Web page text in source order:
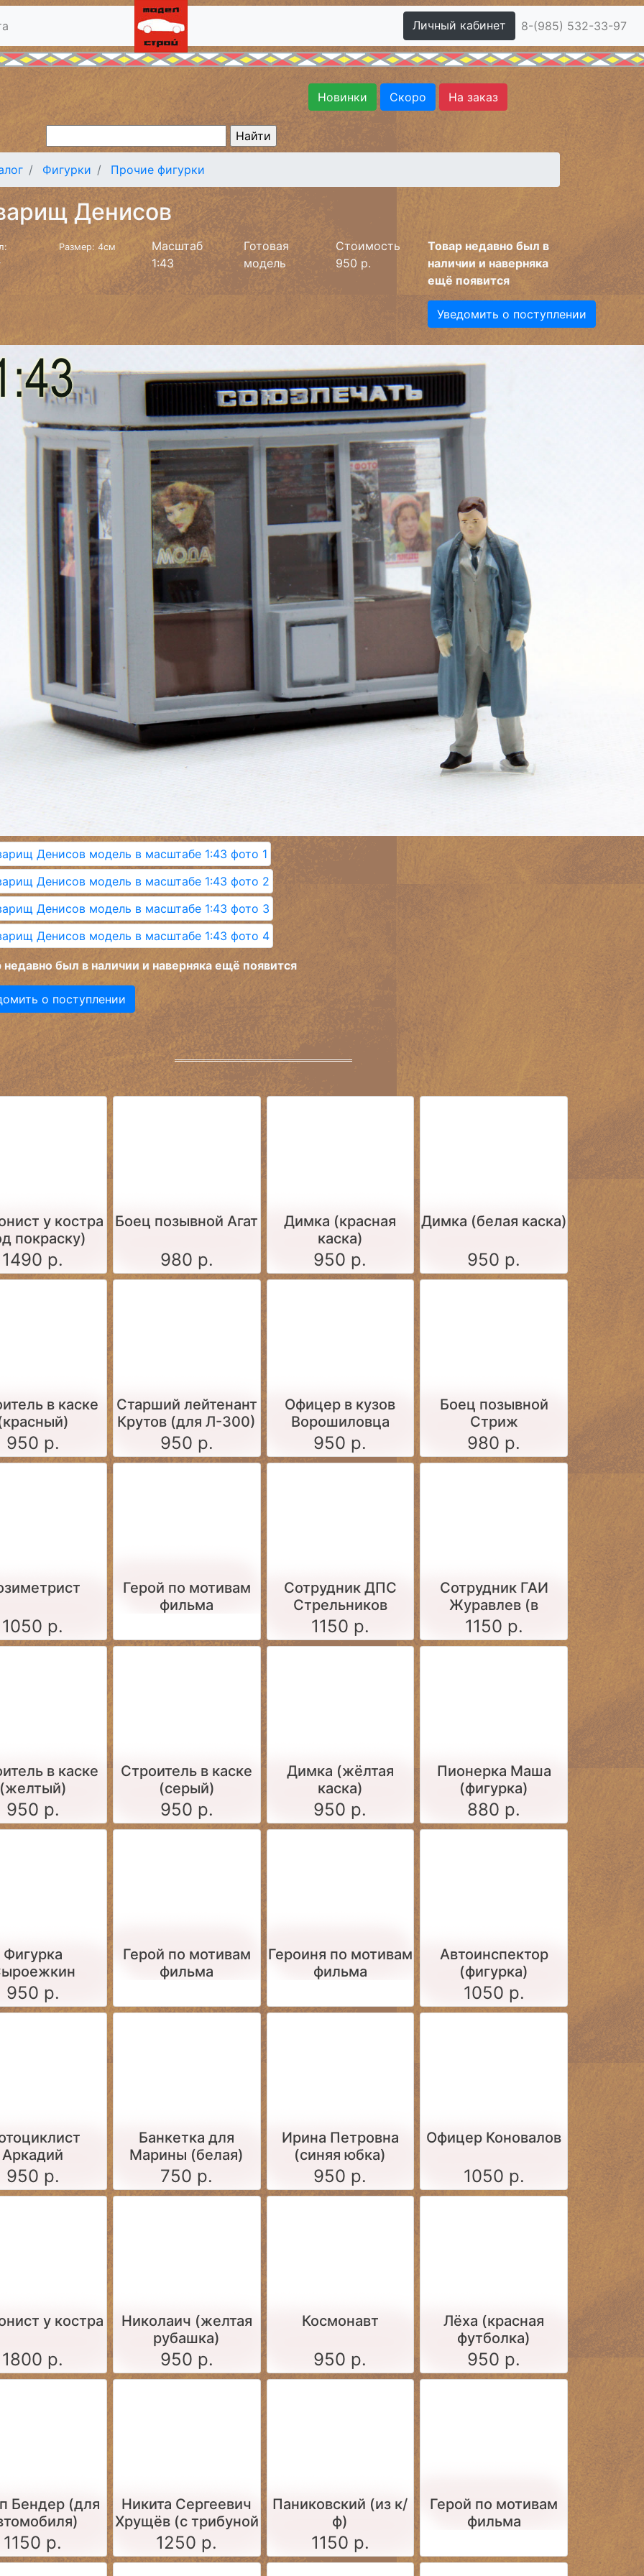
Личный кабинет 8-(985) 532-33-97
Новинки Скоро На заказ
Фигурки Прочие фигурки
Денисов
Размер: 4см
Масштаб
1:43
Готовая
модель
Стоимость
950 р.
Товар недавно был в
наличии и наверняка
ещё появится
Уведомить о поступлении
недавно был в наличии и наверняка ещё появится
о поступлении
у костра
покраску)
1490 р.
Боец позывной Агат
980 р.
Димка (красная
каска)
950 р.
Димка (белая каска)
950 р.
в каске
950 р.
Старший лейтенант
Крутов (для Л-300)
950 р.
Офицер в кузов
Ворошиловца
950 р.
Боец позывной
Стриж
980 р.
1050 р.
Герой по мотивам
фильма
Сотрудник ДПС
Стрельников
1150 р.
Сотрудник ГАИ
Журавлев (в
комплекте 2
варианта жезлов)
1150 р.
в каске
950 р.
Строитель в каске
(серый)
950 р.
Димка (жёлтая
каска)
950 р.
Пионерка Маша
(фигурка)
880 р.
Фигурка
950 р.
Герой по мотивам
фильма
Героиня по мотивам
фильма
Автоинспектор
(фигурка)
1050 р.
Аркадий
950 р.
Банкетка для
Марины (белая)
750 р.
Ирина Петровна
(синяя юбка)
950 р.
Офицер Коновалов
1050 р.
у костра
1800 р.
Николаич (желтая
рубашка)
950 р.
Космонавт
950 р.
Лёха (красная
футболка)
950 р.
Бендер (для
1150 р.
Никита Сергеевич
Хрущёв (с трибуной
и ботинком),
фигурка
1250 р.
Паниковский (из к/
ф)
1150 р.
Герой по мотивам
фильма